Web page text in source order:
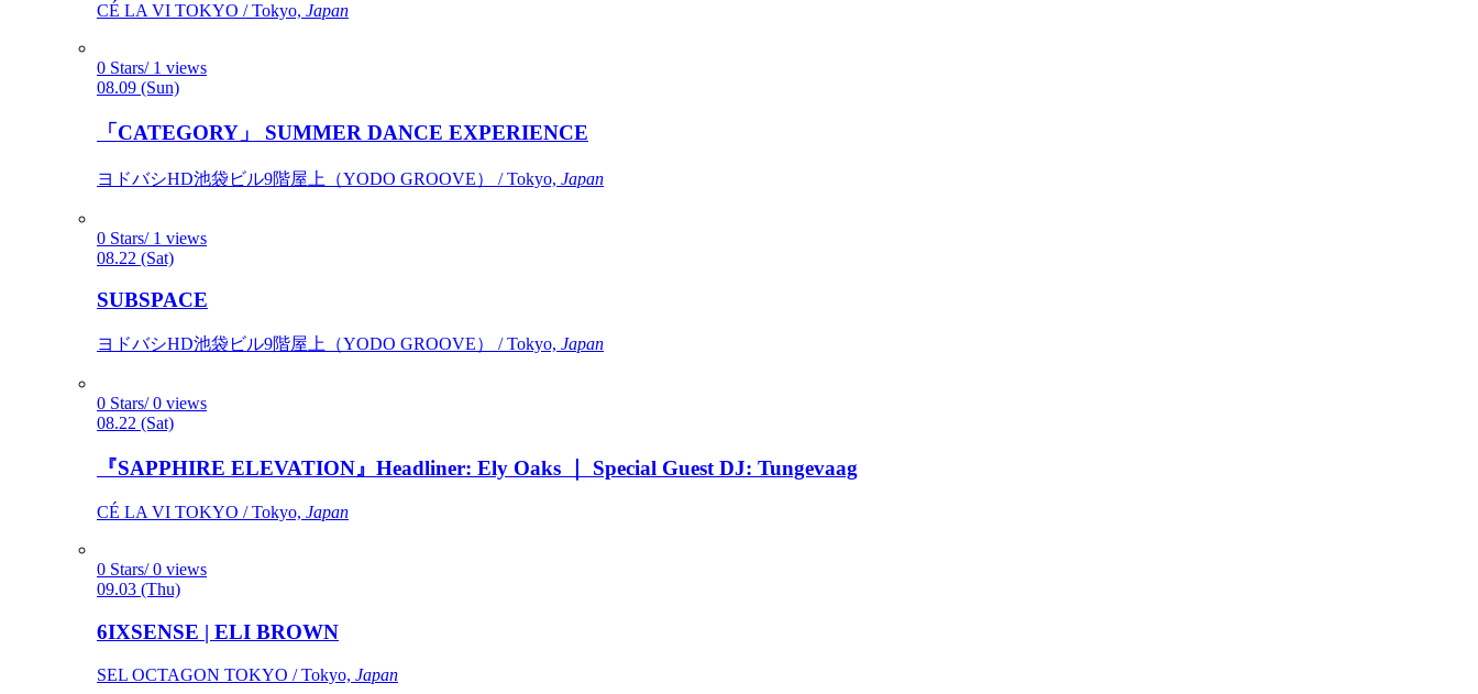
CÉ LA VI TOKYO / Tokyo, Japan
0 Stars/ 1 views
08.09 (Sun)
「CATEGORY」 SUMMER DANCE EXPERIENCE
ヨドバシHD池袋ビル9階屋上（YODO GROOVE） / Tokyo, Japan
0 Stars/ 1 views
08.22 (Sat)
SUBSPACE
ヨドバシHD池袋ビル9階屋上（YODO GROOVE） / Tokyo, Japan
0 Stars/ 0 views
08.22 (Sat)
『SAPPHIRE ELEVATION』Headliner: Ely Oaks ｜ Special Guest DJ: Tungevaag
CÉ LA VI TOKYO / Tokyo, Japan
0 Stars/ 0 views
09.03 (Thu)
6IXSENSE | ELI BROWN
SEL OCTAGON TOKYO / Tokyo, Japan